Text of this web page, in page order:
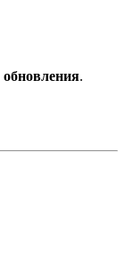
обновления.